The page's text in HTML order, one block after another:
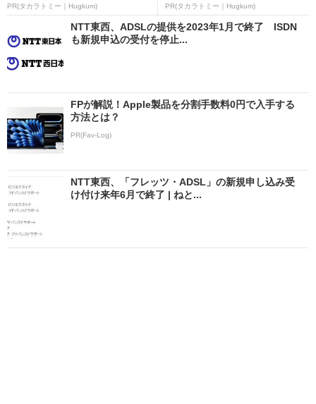
PR(タカラトミー｜Hugkum) PR(タカラトミー｜Hugkum)
NTT東西、ADSLの提供を2023年1月で終了 ISDN
も新規申込の受付を停止...
FPが解説！Apple製品を分割手数料0円で入手する
方法とは？
PR(Fav-Log)
NTT東西、「フレッツ・ADSL」の新規申し込み受
け付け来年6月で終了 | ねと...